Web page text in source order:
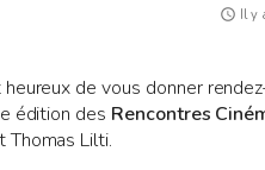
access_time Il y
de vous donner
édition des Rencontres
Thomas Lilti.